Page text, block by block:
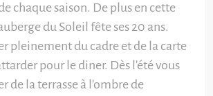
chaque saison. De plus en cette
du Soleil fête ses 20 ans.
pleinement du cadre et de la carte
pour le diner. Dès l'été vous
de la terrasse à l'ombre de